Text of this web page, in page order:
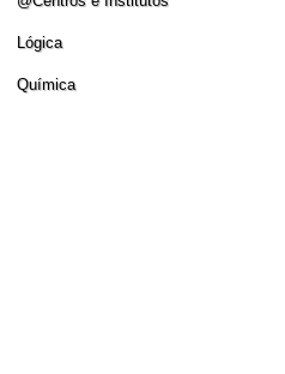
Lógica
Quí­mica